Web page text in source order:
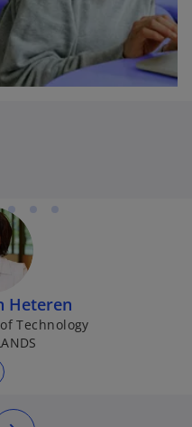
Heteren
Technology